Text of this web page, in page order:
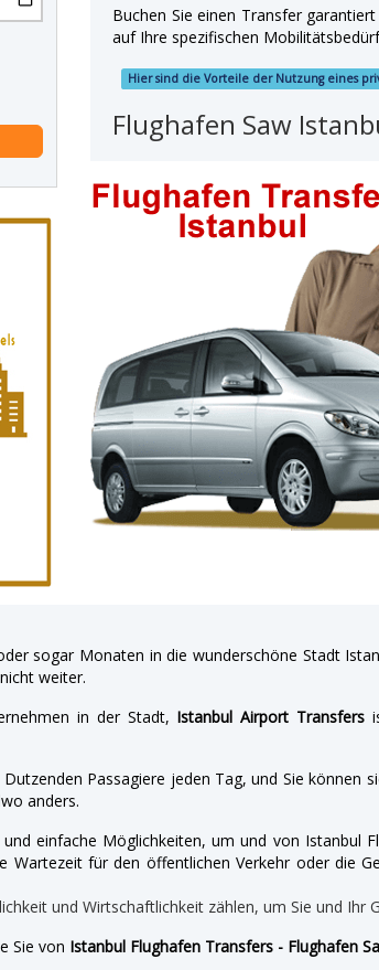
Buchen Sie einen Transfer
auf Ihre spezifischen
Hier sind die Vorteile der Nutzung eines
Flughafen Saw
sogar Monaten in die wunderschöne Stadt
weiter.
in der Stadt, Istanbul Airport Transfers
Passagiere jeden Tag, und Sie können
anders.
einfache Möglichkeiten, um und von Istanbul
Wartezeit für den öffentlichen Verkehr oder die
und Wirtschaftlichkeit zählen, um Sie und Ihr
Sie von Istanbul Flughafen Transfers - Flughafen